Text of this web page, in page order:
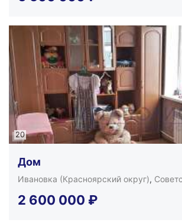
20
Дом
Ивановка (Красноярский округ),
2 600 000 ₽